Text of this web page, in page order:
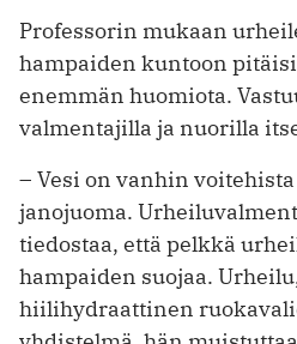
Professorin mukaan
hampaiden kuntoon
enemmän huomiota.
valmentajilla ja nuorilla
– Vesi on vanhin
janojuoma.
tiedostaa, että pelkkä
hampaiden suojaa.
hiilihydraattinen